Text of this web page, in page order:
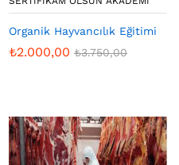
Organik Hayvancılık Eğitimi
₺2.000,00 ₺3.750,00